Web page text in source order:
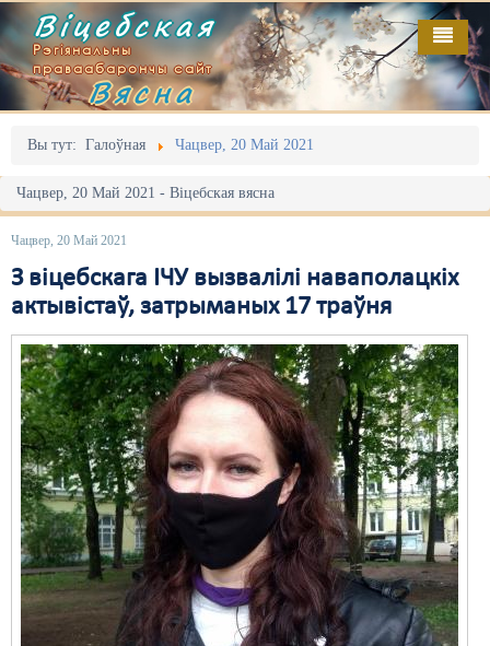
Віцебская
Рэгіянальны
праваабарончы сайт
Вясна
Вы тут: Галоўная Чацвер, 20 Май 2021
Чацвер, 20 Май 2021 - Віцебская вясна
Чацвер, 20 Май 2021
З віцебскага ІЧУ вызвалілі наваполацкіх
актывістаў, затрыманых 17 траўня
Галоўная
Адміністрацыйны перасьлед
Акцыі
Выбары
Грамадзянскія ініцыятывы
Дзяржава
Дыскрымінацыя
Затрыманьні
Карная псыхіятрыя
КПЧ ААН
Культурныя правы
ЛПП
Выданьні
Відэа
Пра нас
RSS